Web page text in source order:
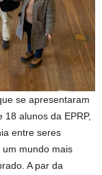
se apresentaram
alunos da EPRP,
entre seres
mundo mais
A par da